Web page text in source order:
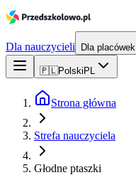
Dla nauczycieli Dla placówek
🇵🇱Polski PL
Strona główna
Strefa nauczyciela
Głodne ptaszki